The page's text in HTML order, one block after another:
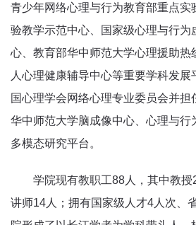
青少年网络心理与行为教育部重点实
验教学示范中心、国家级心理与行为
心、教育部华中师范大学心理援助热
人心理健康辅导中心等重要学科发展
国心理学会网络心理专业委员会并
华中师范大学脑成像中心、心理与行
多模态研究平台。
学院现有教职工88人，其中教授
讲师14人；拥有国家级人才4人次、